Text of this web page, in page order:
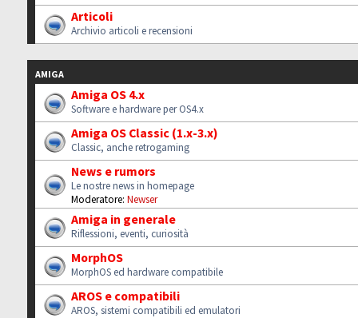
Articoli
Archivio articoli e recensioni
AMIGA
Amiga OS 4.x
Software e hardware per OS4.x
Amiga OS Classic (1.x-3.x)
Classic, anche retrogaming
News e rumors
Le nostre news in homepage
Moderatore: Newser
Amiga in generale
Riflessioni, eventi, curiosità
MorphOS
MorphOS ed hardware compatibile
AROS e compatibili
AROS, sistemi compatibili ed emulatori